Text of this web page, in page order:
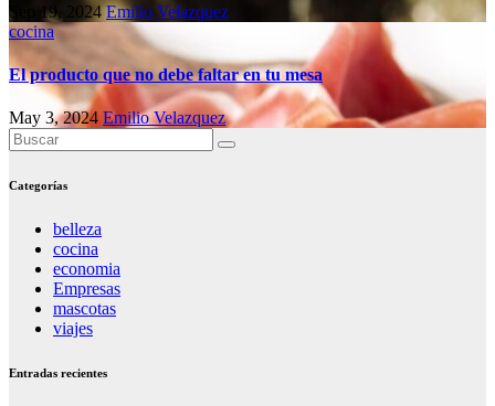
Sep 19, 2024Emilio Velazquez
cocina
El producto que no debe faltar en tu mesa
May 3, 2024 Emilio Velazquez
Categorías
belleza
cocina
economia
Empresas
mascotas
viajes
Entradas recientes